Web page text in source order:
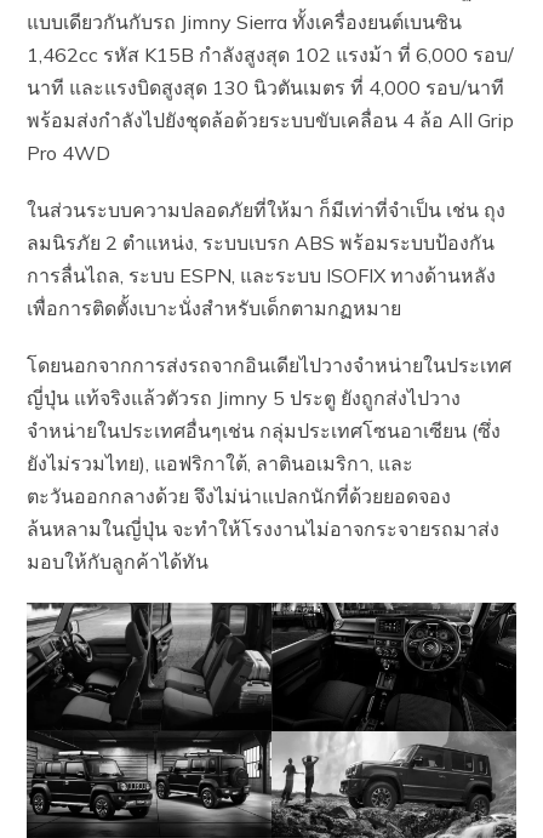
แบบเดียวกันกับรถ Jimny Sierra ทั้งเครื่องยนต์เบนซิน
1,462cc รหัส K15B กำลังสูงสุด 102 แรงม้า ที่ 6,000 รอบ/
นาที และแรงบิดสูงสุด 130 นิวตันเมตร ที่ 4,000 รอบ/นาที
พร้อมส่งกำลังไปยังชุดล้อด้วยระบบขับเคลื่อน 4 ล้อ All Grip
Pro 4WD
ในส่วนระบบความปลอดภัยที่ให้มา ก็มีเท่าที่จำเป็น เช่น ถุง
ลมนิรภัย 2 ตำแหน่ง, ระบบเบรก ABS พร้อมระบบป้องกัน
การลื่นไถล, ระบบ ESPN, และระบบ ISOFIX ทางด้านหลัง
เพื่อการติดตั้งเบาะนั่งสำหรับเด็กตามกฏหมาย
โดยนอกจากการส่งรถจากอินเดียไปวางจำหน่ายในประเทศ
ญี่ปุ่น แท้จริงแล้วตัวรถ Jimny 5 ประตู ยังถูกส่งไปวาง
จำหน่ายในประเทศอื่นๆเช่น กลุ่มประเทศโซนอาเซียน (ซึ่ง
ยังไม่รวมไทย), แอฟริกาใต้, ลาตินอเมริกา, และ
ตะวันออกกลางด้วย จึงไม่น่าแปลกนักที่ด้วยยอดจอง
ล้นหลามในญี่ปุ่น จะทำให้โรงงานไม่อาจกระจายรถมาส่ง
มอบให้กับลูกค้าได้ทัน